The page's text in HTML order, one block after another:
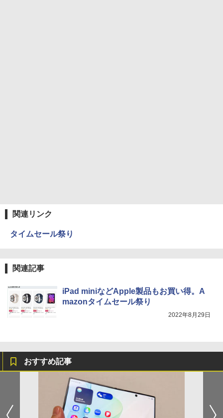
関連リンク
タイムセール祭り
関連記事
iPad miniなどApple製品もお買い得。A
mazonタイムセール祭り
2022年8月29日
おすすめ記事